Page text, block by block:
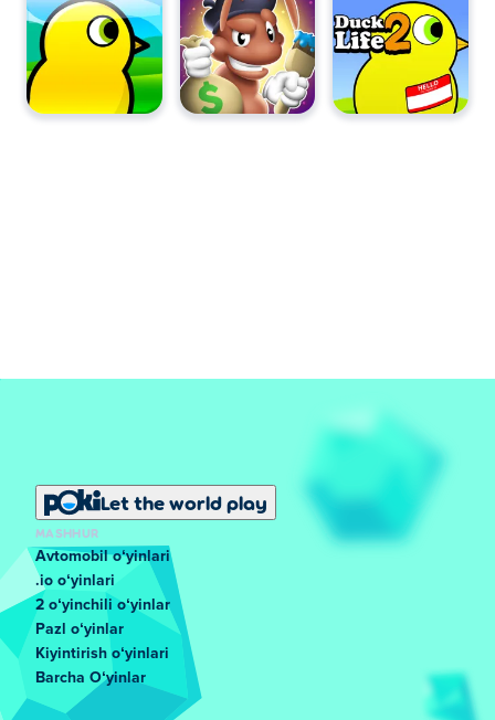
Let the world play
MASHHUR
Avtomobil oʻyinlari
.io oʻyinlari
2 oʻyinchili oʻyinlar
Pazl oʻyinlar
Kiyintirish oʻyinlari
Barcha Oʻyinlar